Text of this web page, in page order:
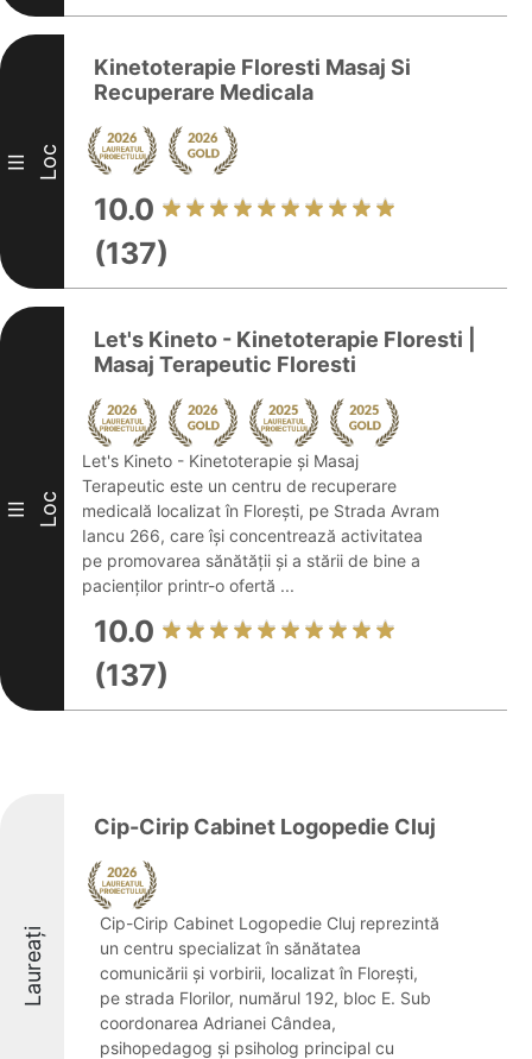
III Loc
Kinetoterapie Floresti Masaj Si
Recuperare Medicala
10.0
(137)
III Loc
Let's Kineto - Kinetoterapie Floresti |
Masaj Terapeutic Floresti
Let's Kineto - Kinetoterapie și Masaj
Terapeutic este un centru de recuperare
medicală localizat în Florești, pe Strada Avram
Iancu 266, care își concentrează activitatea
pe promovarea sănătății și a stării de bine a
pacienților printr-o ofertă ...
10.0
(137)
Laureați
Cip-Cirip Cabinet Logopedie Cluj
Cip-Cirip Cabinet Logopedie Cluj reprezintă
un centru specializat în sănătatea
comunicării și vorbirii, localizat în Florești,
pe strada Florilor, numărul 192, bloc E. Sub
coordonarea Adrianei Cândea,
psihopedagog și psiholog principal cu